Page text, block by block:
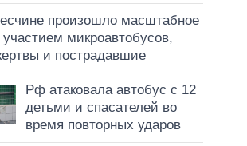
произошло масштабное
микроавтобусов,
и пострадавшие
Рф атаковала автобус с 12
детьми и спасателей во
время повторных ударов